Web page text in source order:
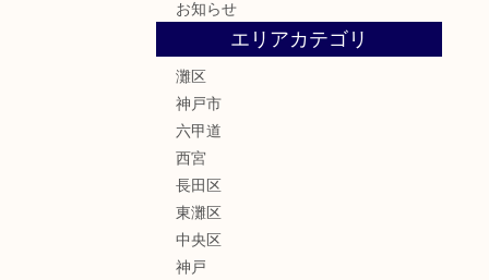
お知らせ
エリアカテゴリ
灘区
神戸市
六甲道
西宮
長田区
東灘区
中央区
神戸